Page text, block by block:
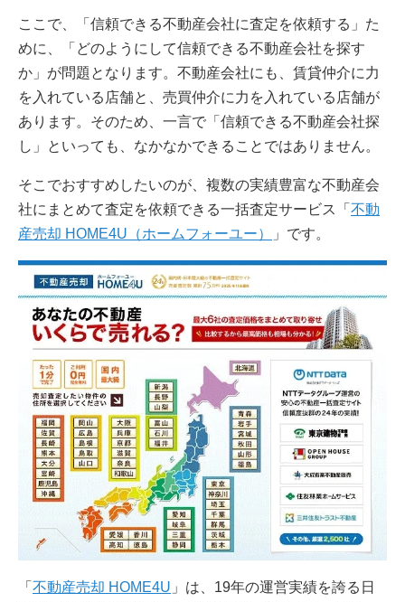
ここで、「信頼できる不動産会社に査定を依頼する」た
めに、「どのようにして信頼できる不動産会社を探す
か」が問題となります。不動産会社にも、賃貸仲介に力
を入れている店舗と、売買仲介に力を入れている店舗が
あります。そのため、一言で「信頼できる不動産会社探
し」といっても、なかなかできることではありません。
そこでおすすめしたいのが、複数の実績豊富な不動産会
社にまとめて査定を依頼できる一括査定サービス「 不動
産売却 HOME4U（ホームフォーユー）
」です。
「 不動産売却 HOME4U 」は、19年の運営実績を誇る日